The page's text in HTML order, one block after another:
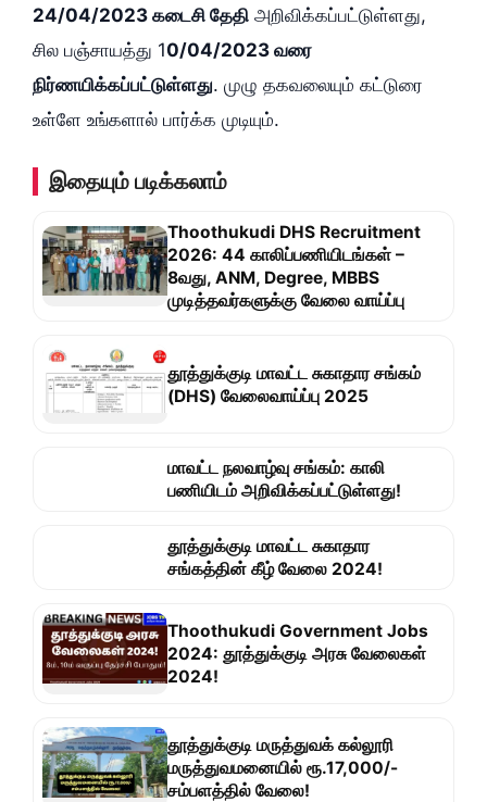
24/04/2023 கடைசி தேதி அறிவிக்கப்பட்டுள்ளது,
சில பஞ்சாயத்து 10/04/2023 வரை
நிர்ணயிக்கப்பட்டுள்ளது. முழு தகவலையும் கட்டுரை
உள்ளே உங்களால் பார்க்க முடியும்.
இதையும் படிக்கலாம்
Thoothukudi DHS Recruitment
2026: 44 காலிப்பணியிடங்கள் –
8வது, ANM, Degree, MBBS
முடித்தவர்களுக்கு வேலை வாய்ப்பு
தூத்துக்குடி மாவட்ட சுகாதார சங்கம்
(DHS) வேலைவாய்ப்பு 2025
மாவட்ட நலவாழ்வு சங்கம்: காலி
பணியிடம் அறிவிக்கப்பட்டுள்ளது!
தூத்துக்குடி மாவட்ட சுகாதார
சங்கத்தின் கீழ் வேலை 2024!
Thoothukudi Government Jobs
2024: தூத்துக்குடி அரசு வேலைகள்
2024!
தூத்துக்குடி மருத்துவக் கல்லூரி
மருத்துவமனையில் ரூ.17,000/-
சம்பளத்தில் வேலை!